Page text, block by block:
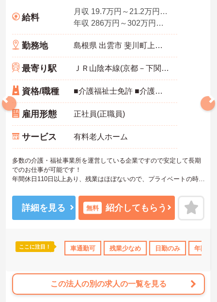
残業少なめ 年間休日110日以上 資格取得サポート 研修制
給料
月収 19.7万円～21.2万円程度（夜勤5回分手当含む諸手当込）
年収 286万円～302万円程度
勤務地 島根県 出雲市 斐川町上庄原1634-5
最寄り駅 ＪＲ山陰本線(京都－下関)「直江駅」バス・車7分
資格/職種 ■介護福祉士免許 ■介護現場での業務経験ある方
雇用形態 正社員(正職員)
サービス 有料老人ホーム
多数の介護・福祉事業所を運営している企業ですので安定して長期
でのお仕事が可能です！
年間休日110日以上あり、残業はほぼないので、プライベートの時間
福利厚生も整っておりますので安心して就業していただけますよ♪
ご興味ある方には、面接のポイントなど、さらに詳細をお話致しま
すのでお気軽にご相談ください。
詳細を見る 無料 紹介してもらう
ここに注目！ 車通勤可 残業少なめ 日勤のみ 年間休
この法人の別の求人の一覧を見る